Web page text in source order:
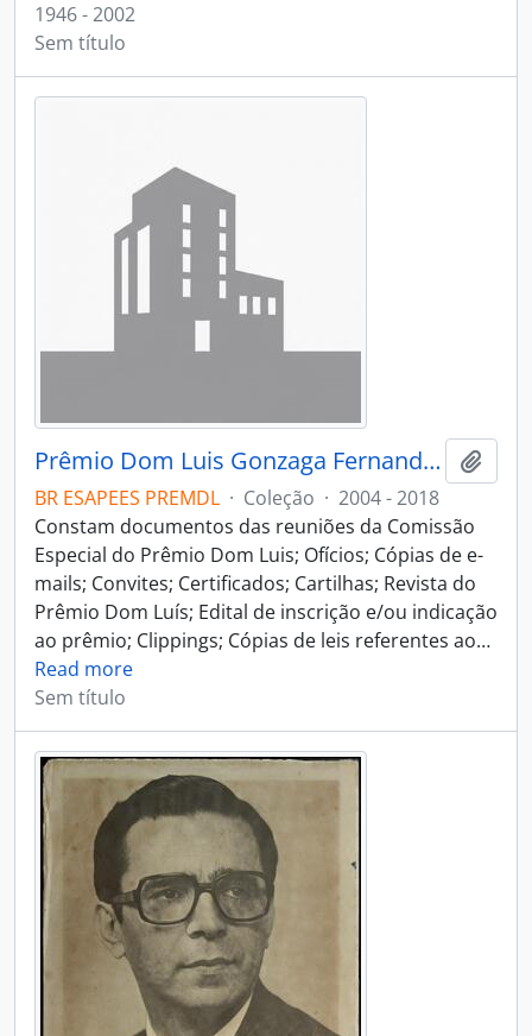
1946 - 2002
Sem título
Prêmio Dom Luis Gonzaga Fernandes
BR ESAPEES PREMDL · Coleção · 2004 - 2018
Constam documentos das reuniões da Comissão
Especial do Prêmio Dom Luis; Ofícios; Cópias de e-
mails; Convites; Certificados; Cartilhas; Revista do
Prêmio Dom Luís; Edital de inscrição e/ou indicação
ao prêmio; Clippings; Cópias de leis referentes ao…
Read more
Sem título